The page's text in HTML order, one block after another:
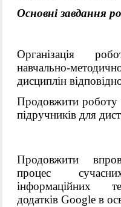
Основні завдання
Організація
навчально-
дисциплін
Продовжити роботу
підручників для
Продовжити
процес
інформаційних
додатківGoogleв